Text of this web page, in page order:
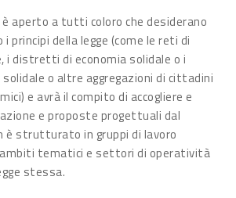
è aperto a tutti coloro che desiderano
principi della legge (come le reti di
i distretti di economia solidale o i
o altre aggregazioni di cittadini
e avrà il compito di accogliere e
e proposte progettuali dal
è strutturato in gruppi di lavoro
tematici e settori di operatività
stessa.